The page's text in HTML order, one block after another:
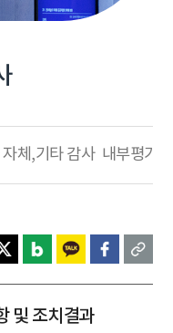
자체,기타 감사 내부평가
및 조치결과